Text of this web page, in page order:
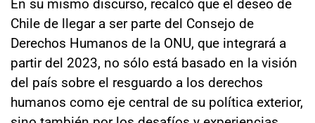
Chile de llegar a ser parte del Consejo de
Derechos Humanos de la ONU, que integrará a
partir del 2023, no sólo está basado en la visión
del país sobre el resguardo a los derechos
humanos como eje central de su política exterior,